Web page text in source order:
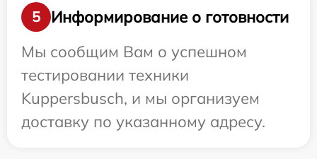
5
Информирование о готовности
Мы сообщим Вам о успешном
тестировании техники
Kuppersbusch, и мы организуем
доставку по указанному адресу.